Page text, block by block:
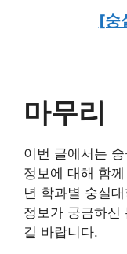
[숭
마무리
이번 글에서는
정보에 대해 함
년 학과별 숭실
정보가 궁금하신
길 바랍니다.